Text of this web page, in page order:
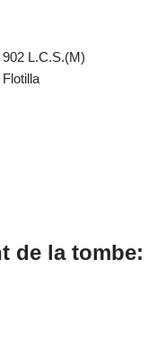
902 L.C.S.(M)
Flotilla
de la tombe: